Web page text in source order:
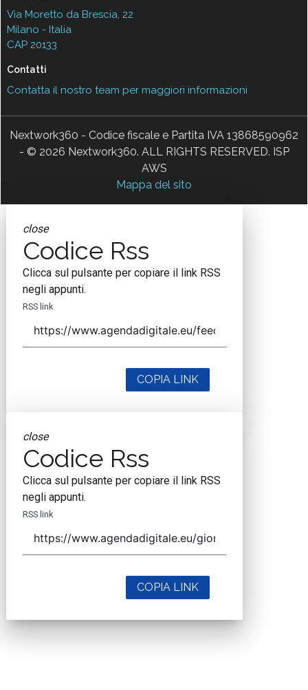
Via Moretto da Brescia, 22
Milano - Italia
CAP 20133
Contatti
Contatta il nostro team per maggiori informazioni
Nextwork360 - Codice fiscale e Partita IVA 13868590962
- © 2026 Nextwork360. ALL RIGHTS RESERVED. ISP
AWS
Mappa del sito
close
Codice Rss
Clicca sul pulsante per copiare il link RSS
negli appunti.
RSS link
COPIA LINK
close
Codice Rss
Clicca sul pulsante per copiare il link RSS
negli appunti.
RSS link
COPIA LINK